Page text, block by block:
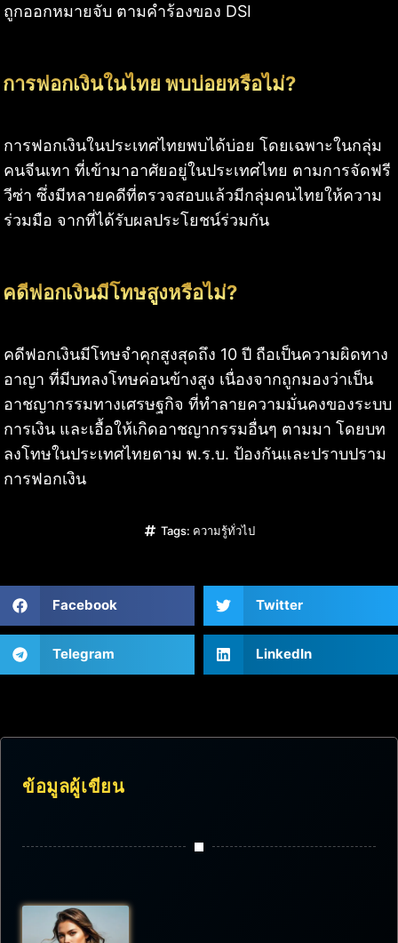
ถูกออกหมายจับ ตามคำร้องของ DSI
การฟอกเงินในไทย พบบ่อยหรือไม่?
การฟอกเงินในประเทศไทยพบได้บ่อย โดยเฉพาะในกลุ่ม
คนจีนเทา ที่เข้ามาอาศัยอยู่ในประเทศไทย ตามการจัดฟรี
วีซ่า ซึ่งมีหลายคดีที่ตรวจสอบแล้วมีกลุ่มคนไทยให้ความ
ร่วมมือ จากที่ได้รับผลประโยชน์ร่วมกัน
คดีฟอกเงินมีโทษสูงหรือไม่?
คดีฟอกเงินมีโทษจำคุกสูงสุดถึง 10 ปี ถือเป็นความผิดทาง
อาญา ที่มีบทลงโทษค่อนข้างสูง เนื่องจากถูกมองว่าเป็น
อาชญากรรมทางเศรษฐกิจ ที่ทำลายความมั่นคงของระบบ
การเงิน และเอื้อให้เกิดอาชญากรรมอื่นๆ ตามมา โดยบท
ลงโทษในประเทศไทยตาม พ.ร.บ. ป้องกันและปราบปราม
การฟอกเงิน
Tags: ความรู้ทั่วไป
Facebook Twitter
Telegram LinkedIn
ข้อมูลผู้เขียน